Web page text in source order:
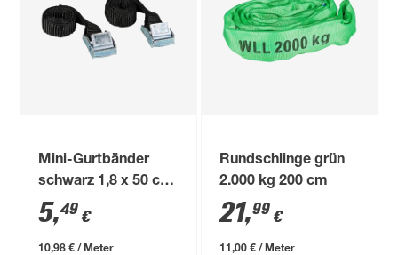
Mini-Gurtbänder
schwarz 1,8 x 50 cm
2 Stück
5,49 €
10,98 € / Meter
Rundschlinge grün
2.000 kg 200 cm
21,99 €
11,00 € / Meter